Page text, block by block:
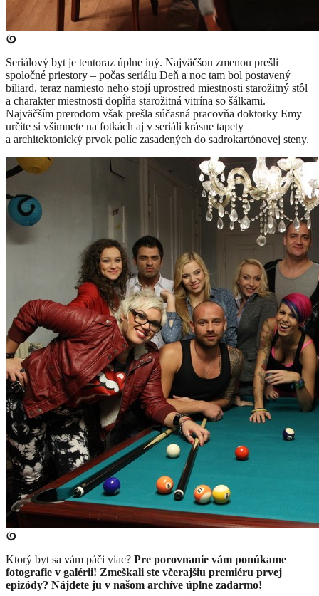
Seriálový byt je tentoraz úplne iný. Najväčšou zmenou prešli
spoločné priestory – počas seriálu Deň a noc tam bol postavený
biliard, teraz namiesto neho stojí uprostred miestnosti starožitný stôl
a charakter miestnosti dopĺňa starožitná vitrína so šálkami.
Najväčším prerodom však prešla súčasná pracovňa doktorky Emy –
určite si všimnete na fotkách aj v seriáli krásne tapety
a architektonický prvok políc zasadených do sadrokartónovej steny.
Ktorý byt sa vám páči viac? Pre porovnanie vám ponúkame
fotografie v galérii! Zmeškali ste včerajšiu premiéru prvej
epizódy? Nájdete ju v našom archíve úplne zadarmo!